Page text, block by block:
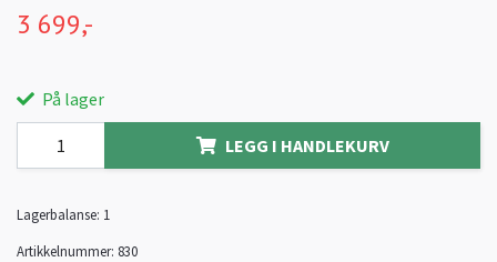
3 699,-
På lager
LEGG I HANDLEKURV
Lagerbalanse: 1
Artikkelnummer: 830